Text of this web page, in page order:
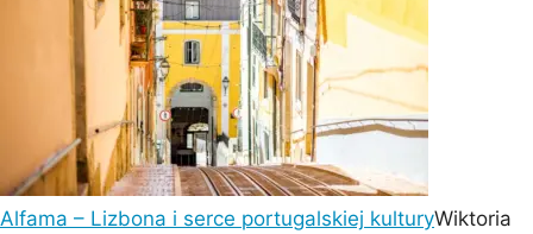
Alfama – Lizbona i serce portugalskiej kulturyWiktoria